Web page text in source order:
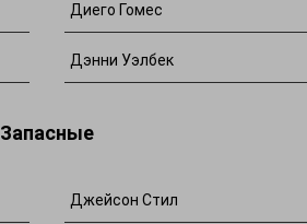
Диего Гомес
Дэнни Уэлбек
Запасные
Джейсон Стил